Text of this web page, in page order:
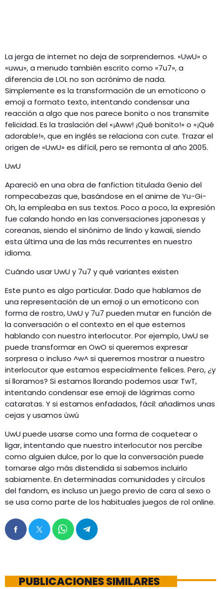
La jerga de internet no deja de sorprendernos. «UwU» o
«uwu», a menudo también escrito como «7u7», a
diferencia de LOL no son acrónimo de nada.
Simplemente es la transformación de un emoticono o
emoji a formato texto, intentando condensar una
reacción a algo que nos parece bonito o nos transmite
felicidad. Es la traslación del «¡Aww! ¡Qué bonito!» o «¡Qué
adorable!», que en inglés se relaciona con cute. Trazar el
origen de «UwU» es difícil, pero se remonta al año 2005.
UwU
Apareció en una obra de fanfiction titulada Genio del
rompecabezas que, basándose en el anime de Yu-Gi-
Oh, la empleaba en sus textos. Poco a poco, la expresión
fue calando hondo en las conversaciones japonesas y
coreanas, siendo el sinónimo de lindo y kawaii, siendo
esta última una de las más recurrentes en nuestro
idioma.
Cuándo usar UwU y 7u7 y qué variantes existen
Este punto es algo particular. Dado que hablamos de
una representación de un emoji o un emoticono con
forma de rostro, UwU y 7u7 pueden mutar en función de
la conversación o el contexto en el que estemos
hablando con nuestro interlocutor. Por ejemplo, UwU se
puede transformar en OwO si queremos expresar
sorpresa o incluso ^w^ si queremos mostrar a nuestro
interlocutor que estamos especialmente felices. Pero, ¿y
si lloramos? Si estamos llorando podemos usar TwT,
intentando condensar ese emoji de lágrimas como
cataratas. Y si estamos enfadados, fácil: añadimos unas
cejas y usamos ùwú
UwU puede usarse como una forma de coquetear o
ligar, intentando que nuestro interlocutor nos percibe
como alguien dulce, por lo que la conversación puede
tornarse algo más distendida si sabemos incluirlo
sabiamente. En determinadas comunidades y círculos
del fandom, es incluso un juego previo de cara al sexo o
se usa como parte de los habituales juegos de rol online.
PUBLICACIONES SIMILARES